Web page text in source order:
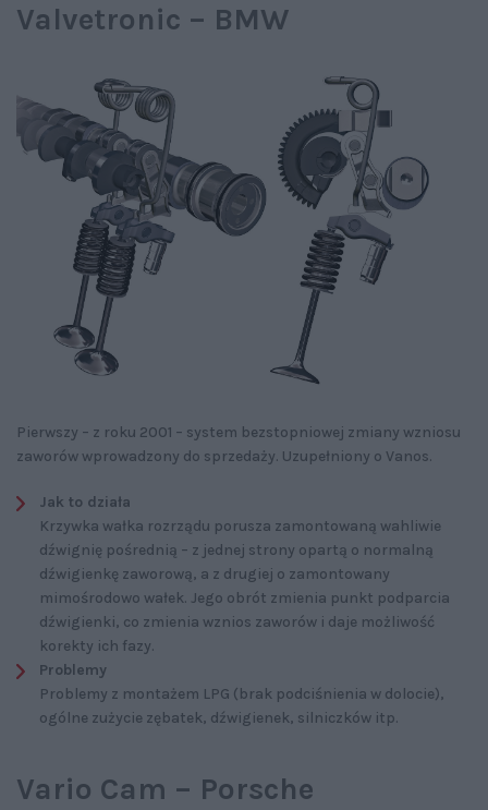
Valvetronic – BMW
Pierwszy – z roku 2001 – system bezstopniowej zmiany wzniosu
zaworów wprowadzony do sprzedaży. Uzupełniony o Vanos.
Jak to działa
Krzywka wałka rozrządu porusza zamontowaną wahliwie
dźwignię pośrednią – z jednej strony opartą o normalną
dźwigienkę zaworową, a z drugiej o zamontowany
mimośrodowo wałek. Jego obrót zmienia punkt podparcia
dźwigienki, co zmienia wznios zaworów i daje możliwość
korekty ich fazy.
Problemy
Problemy z montażem LPG (brak podciśnienia w dolocie),
ogólne zużycie zębatek, dźwigienek, silniczków itp.
Vario Cam – Porsche